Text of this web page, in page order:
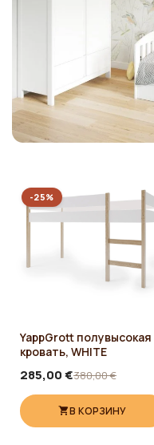
YappGrott полувысокая
кровать, WHITE
285,00 €380,00 €
В КОРЗИНУ
-25%